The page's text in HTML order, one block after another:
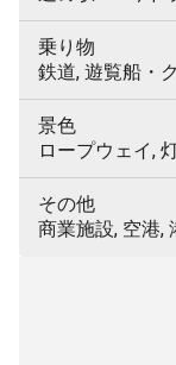
乗り物
鉄道, 遊覧船・
景色
ロープウェイ,
その他
商業施設, 空港,